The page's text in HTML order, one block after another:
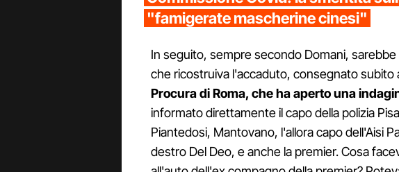
"famigerate mascherine cinesi"
In seguito, sempre secondo Domani,
che ricostruiva l'accaduto, consegnato subito
Procura di Roma, che ha aperto una
informato direttamente il capo della polizia
Piantedosi, Mantovano, l'allora capo dell'Aisi
destro Del Deo, e anche la premier. Cosa